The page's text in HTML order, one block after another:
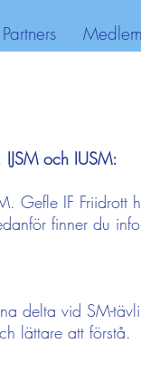
Partners
och IUSM:
Gefle IF Friidrott
finner du
delta vid SM-
lättare att förstå.